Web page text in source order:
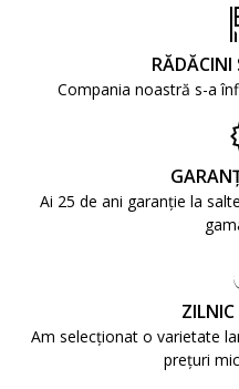
RĂDĂCINI
Compania noastră s-a
Ai 25 de ani garanție la
ZILNIC
Am selecționat o varietate
prețuri